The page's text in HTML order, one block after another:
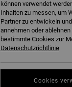
können verwendet
Inhalten zu messen, um
Partner zu entwickeln
annehmen oder
bestimmte Cookies zur
Datenschutzrichtlinie
Cookies